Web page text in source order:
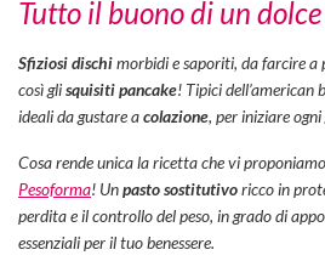
Tutto il buono di un
Sfiziosi dischimorbidi e saporiti, da farcire a
così glisquisiti pancake! Tipici dell’american
ideali da gustare acolazione, per iniziare
Cosa rende unica la ricetta che vi
Pesoforma! Unpasto sostitutivoricco in
perdita e il controllo del peso, in grado di
essenziali per il tuo benessere.